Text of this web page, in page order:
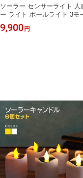
ソーラー センサーライト 人
ー ライト ポールライト 3モ
電球色 白 屋外用 防水 調色
edライト モダン 明るい ガー
9,900 円